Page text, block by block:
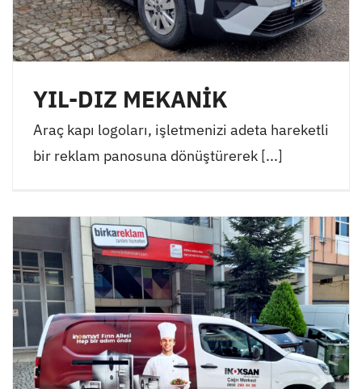
YIL-DIZ MEKANİK
Araç kapı logoları, işletmenizi adeta hareketli
bir reklam panosuna dönüştürerek [...]